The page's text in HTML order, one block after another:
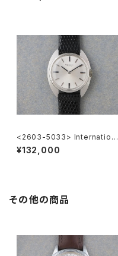
<2603-5033> Internationa
l Watch Co.
¥132,000
その他の商品